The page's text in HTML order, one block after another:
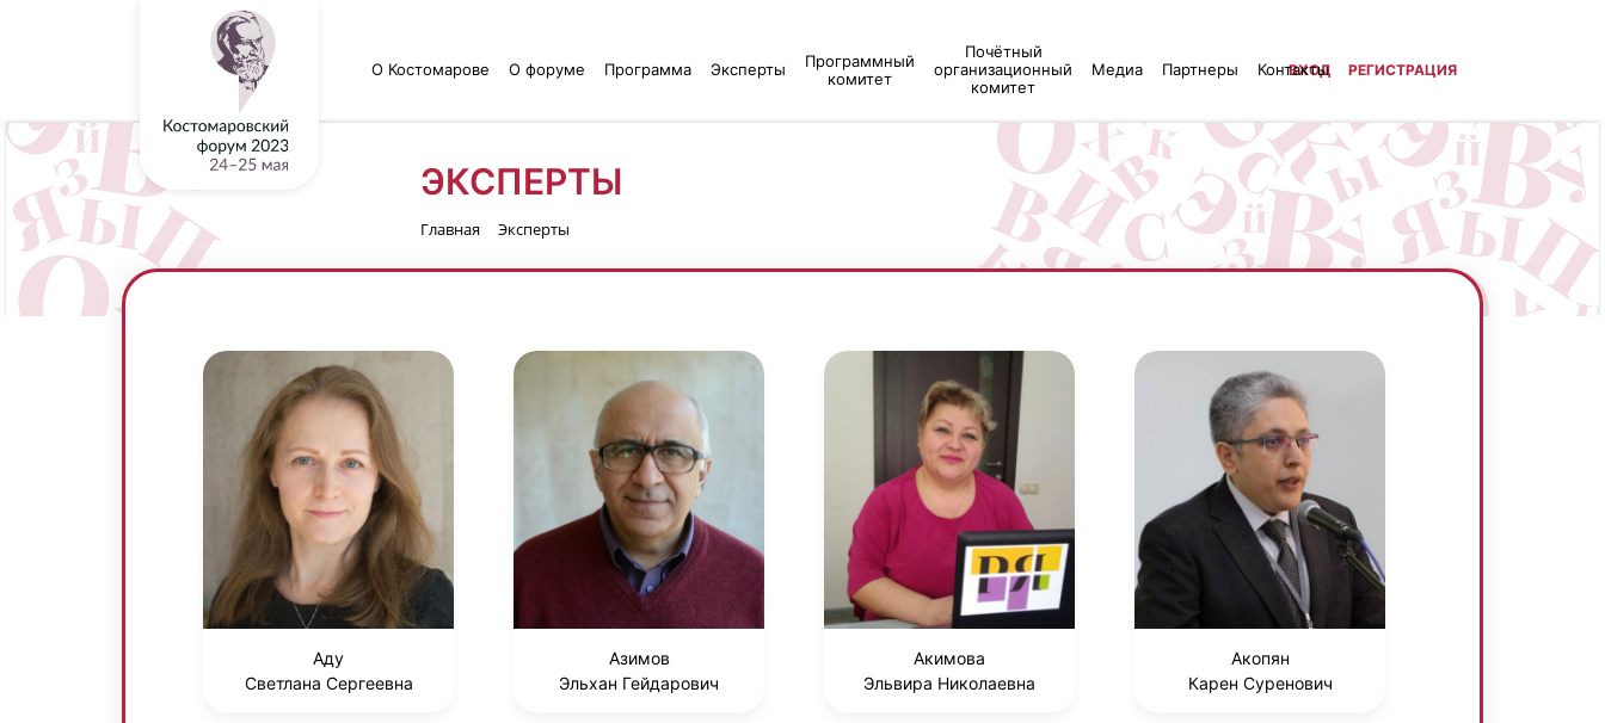
О Костомарове О форуме Программа Эксперты
Программный
комитет
Почётный
организационный
комитет
Медиа Партнеры Контакты
ВХОД РЕГИСТРАЦИЯ
ЭКСПЕРТЫ
Главная Эксперты
Аду
Светлана Сергеевна
Азимов
Эльхан Гейдарович
Акимова
Эльвира Николаевна
Акопян
Карен Суренович